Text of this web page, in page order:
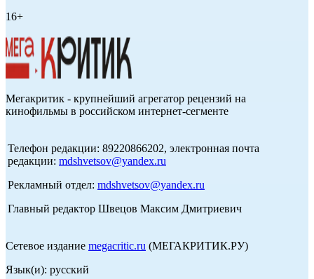
16+
Мегакритик - крупнейший агрегатор рецензий на
кинофильмы в российском интернет-сегменте
Телефон редакции: 89220866202, электронная почта
редакции: mdshvetsov@yandex.ru
Рекламный отдел: mdshvetsov@yandex.ru
Главный редактор Швецов Максим Дмитриевич
Сетевое издание megacritic.ru (МЕГАКРИТИК.РУ)
Язык(и): русский